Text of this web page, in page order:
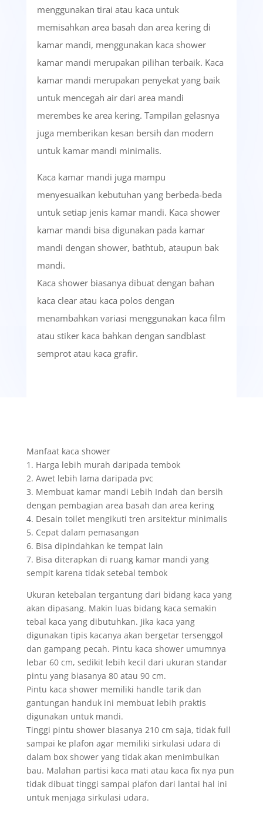
menggunakan tirai atau kaca untuk
memisahkan area basah dan area kering di
kamar mandi, menggunakan kaca shower
kamar mandi merupakan pilihan terbaik. Kaca
kamar mandi merupakan penyekat yang baik
untuk mencegah air dari area mandi
merembes ke area kering. Tampilan gelasnya
juga memberikan kesan bersih dan modern
untuk kamar mandi minimalis.
Kaca kamar mandi juga mampu
menyesuaikan kebutuhan yang berbeda-beda
untuk setiap jenis kamar mandi. Kaca shower
kamar mandi bisa digunakan pada kamar
mandi dengan shower, bathtub, ataupun bak
mandi.
Kaca shower biasanya dibuat dengan bahan
kaca clear atau kaca polos dengan
menambahkan variasi menggunakan kaca film
atau stiker kaca bahkan dengan sandblast
semprot atau kaca grafir.
Manfaat kaca shower
1. Harga lebih murah daripada tembok
2. Awet lebih lama daripada pvc
3. Membuat kamar mandi Lebih Indah dan bersih
dengan pembagian area basah dan area kering
4. Desain toilet mengikuti tren arsitektur minimalis
5. Cepat dalam pemasangan
6. Bisa dipindahkan ke tempat lain
7. Bisa diterapkan di ruang kamar mandi yang
sempit karena tidak setebal tembok
Ukuran ketebalan tergantung dari bidang kaca yang
akan dipasang. Makin luas bidang kaca semakin
tebal kaca yang dibutuhkan. Jika kaca yang
digunakan tipis kacanya akan bergetar tersenggol
dan gampang pecah. Pintu kaca shower umumnya
lebar 60 cm, sedikit lebih kecil dari ukuran standar
pintu yang biasanya 80 atau 90 cm.
Pintu kaca shower memiliki handle tarik dan
gantungan handuk ini membuat lebih praktis
digunakan untuk mandi.
Tinggi pintu shower biasanya 210 cm saja, tidak full
sampai ke plafon agar memiliki sirkulasi udara di
dalam box shower yang tidak akan menimbulkan
bau. Malahan partisi kaca mati atau kaca fix nya pun
tidak dibuat tinggi sampai plafon dari lantai hal ini
untuk menjaga sirkulasi udara.